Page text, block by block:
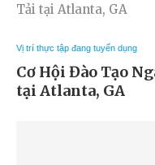
Tải tại Atlanta, GA
Vị trí thực tập đang tuyển dụng
Cơ Hội Đào Tạo
tại Atlanta, GA